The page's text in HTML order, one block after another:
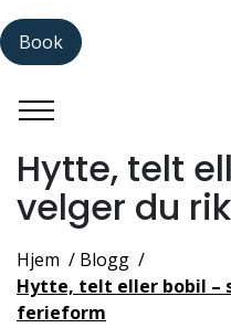
Book
Hytte, telt
velger du
Hjem
Blogg
Hytte, telt eller bobil –
ferieform